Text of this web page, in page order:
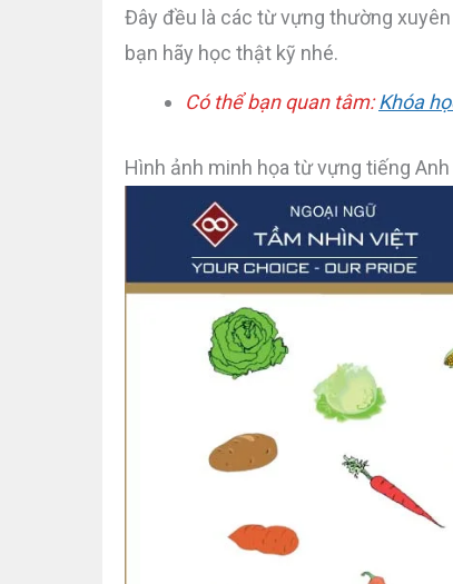
Đây đều là các từ vựng thường
bạn hãy học thật kỹ nhé.
Có thể bạn quan tâm:Khóa
Hình ảnh minh họa từ vựng tiếng